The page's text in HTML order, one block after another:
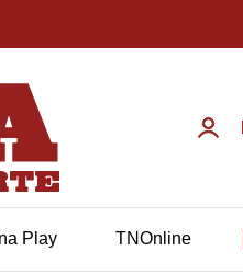
Play TNOnline